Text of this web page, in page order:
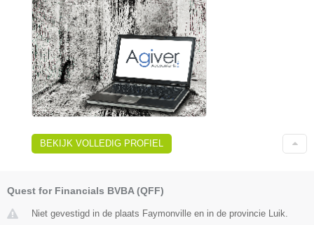
BEKIJK VOLLEDIG PROFIEL
Quest for Financials BVBA (QFF)
Niet gevestigd in de plaats Faymonville en in de provincie Luik.